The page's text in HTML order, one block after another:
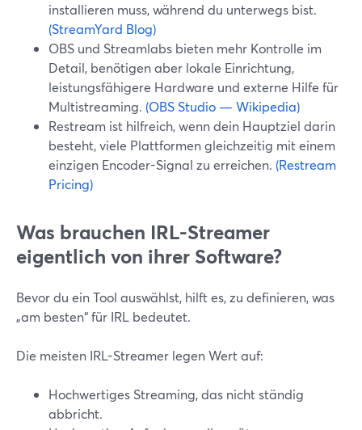
installieren muss, während du unterwegs bist.
(StreamYard Blog)
OBS und Streamlabs bieten mehr Kontrolle im
Detail, benötigen aber lokale Einrichtung,
leistungsfähigere Hardware und externe Hilfe für
Multistreaming. (OBS Studio — Wikipedia)
Restream ist hilfreich, wenn dein Hauptziel darin
besteht, viele Plattformen gleichzeitig mit einem
einzigen Encoder-Signal zu erreichen. (Restream
Pricing)
Was brauchen IRL-Streamer
eigentlich von ihrer Software?
Bevor du ein Tool auswählst, hilft es, zu definieren, was
„am besten“ für IRL bedeutet.
Die meisten IRL-Streamer legen Wert auf:
Hochwertiges Streaming, das nicht ständig
abbricht.